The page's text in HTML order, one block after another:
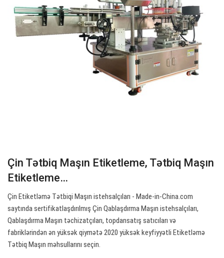
Çin Tətbiq Maşın Etiketleme, Tətbiq Maşın
Etiketleme…
Çin Etiketləmə Tətbiqi Maşın istehsalçıları - Made-in-China.com
saytında sertifikatlaşdırılmış Çin Qablaşdırma Maşın istehsalçıları,
Qablaşdırma Maşın təchizatçıları, topdansatış satıcıları və
fabriklərindən ən yüksək qiymətə 2020 yüksək keyfiyyətli Etiketləmə
Tətbiq Maşın məhsullarını seçin.